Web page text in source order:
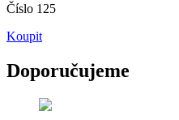
Číslo 125
Koupit
Doporučujeme